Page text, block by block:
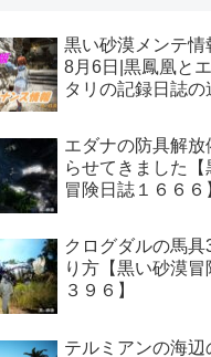
黒い砂漠メンテ情
8月6日|黒鳳凰と
タリの記録日誌の
エダナの防具解放
らせてきました【
冒険日誌１６６６
クログダルの馬具
り方【黒い砂漠冒
３９６】
テルミアンの海辺